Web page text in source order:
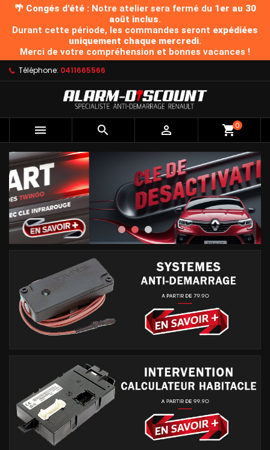
🌴 Congés d'été :Notre atelier sera fermé du 1er au 30
août inclus.
Durant cette période, les commandes seront expédiées
uniquement chaque mercredi.
Merci de votre compréhension et bonnes vacances !
Téléphone: 0411665566
   0